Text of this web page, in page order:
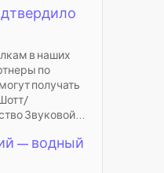
в наших
по
получать
Звуковой...
— водный